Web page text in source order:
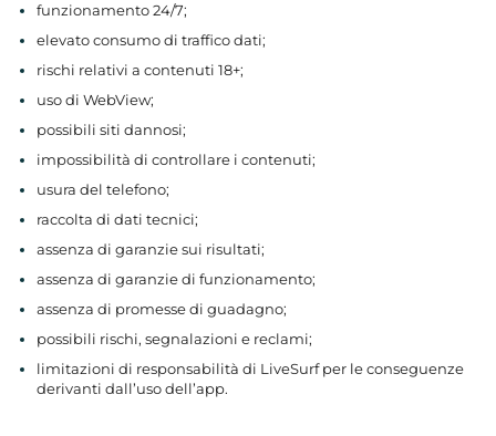
funzionamento 24/7;
elevato consumo di traffico dati;
rischi relativi a contenuti 18+;
uso di WebView;
possibili siti dannosi;
impossibilità di controllare i contenuti;
usura del telefono;
raccolta di dati tecnici;
assenza di garanzie sui risultati;
assenza di garanzie di funzionamento;
assenza di promesse di guadagno;
possibili rischi, segnalazioni e reclami;
limitazioni di responsabilità di LiveSurf per le conseguenze
derivanti dall’uso dell’app.